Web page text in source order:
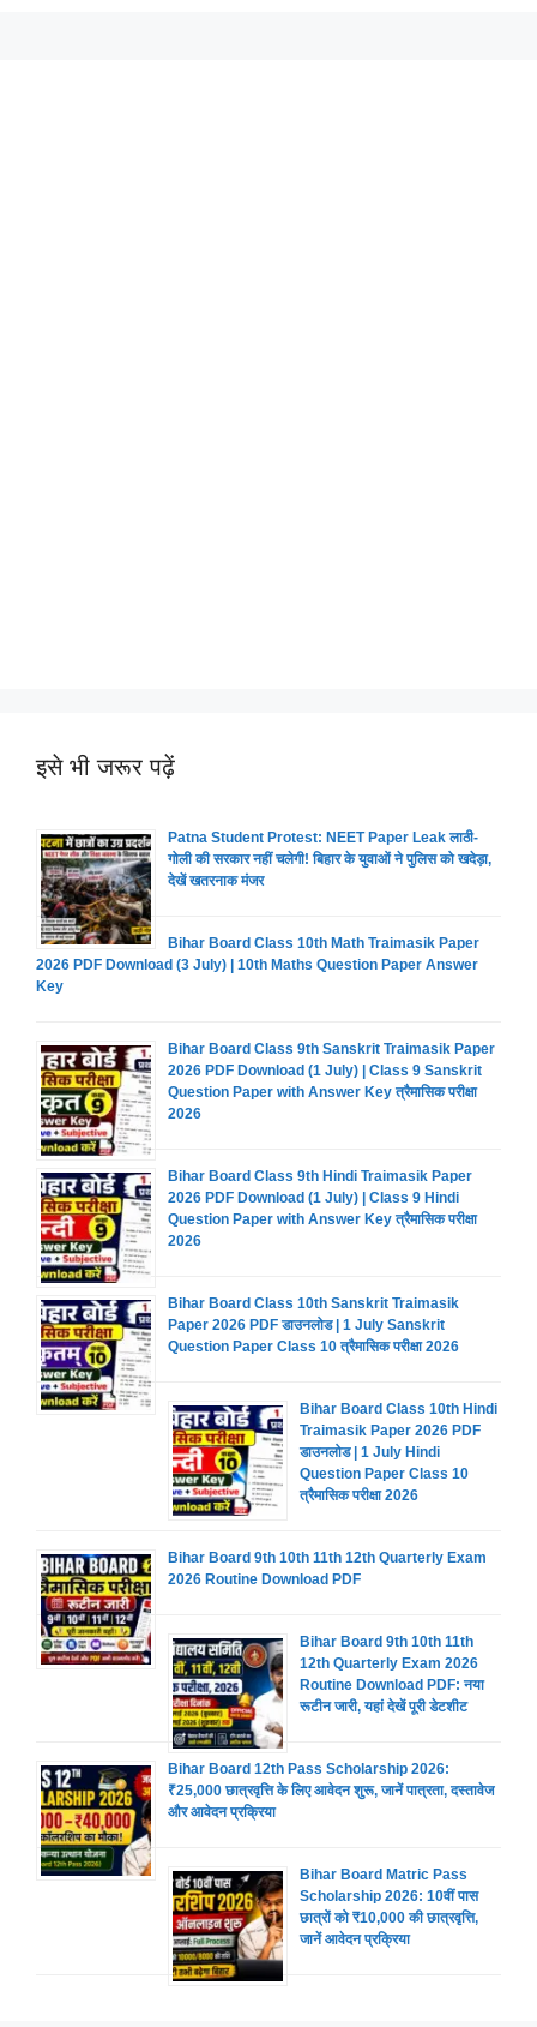
इसे भी जरूर पढ़ें
Patna Student Protest: NEET Paper Leak लाठी-
गोली की सरकार नहीं चलेगी! बिहार के युवाओं ने पुलिस को खदेड़ा,
देखें खतरनाक मंजर
Bihar Board Class 10th Math Traimasik Paper
2026 PDF Download (3 July) | 10th Maths Question Paper Answer
Key
Bihar Board Class 9th Sanskrit Traimasik Paper
2026 PDF Download (1 July) | Class 9 Sanskrit
Question Paper with Answer Key त्रैमासिक परीक्षा
2026
Bihar Board Class 9th Hindi Traimasik Paper
2026 PDF Download (1 July) | Class 9 Hindi
Question Paper with Answer Key त्रैमासिक परीक्षा
2026
Bihar Board Class 10th Sanskrit Traimasik
Paper 2026 PDF डाउनलोड | 1 July Sanskrit
Question Paper Class 10 त्रैमासिक परीक्षा 2026
Bihar Board Class 10th Hindi
Traimasik Paper 2026 PDF
डाउनलोड | 1 July Hindi
Question Paper Class 10
त्रैमासिक परीक्षा 2026
Bihar Board 9th 10th 11th 12th Quarterly Exam
2026 Routine Download PDF
Bihar Board 9th 10th 11th
12th Quarterly Exam 2026
Routine Download PDF: नया
रूटीन जारी, यहां देखें पूरी डेटशीट
Bihar Board 12th Pass Scholarship 2026:
₹25,000 छात्रवृत्ति के लिए आवेदन शुरू, जानें पात्रता, दस्तावेज
और आवेदन प्रक्रिया
Bihar Board Matric Pass
Scholarship 2026: 10वीं पास
छात्रों को ₹10,000 की छात्रवृत्ति,
जानें आवेदन प्रक्रिया